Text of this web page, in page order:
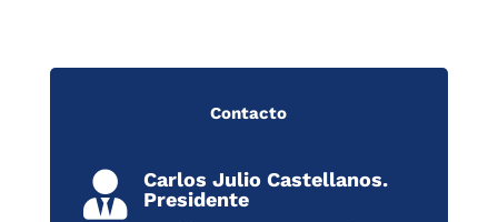
Contacto

Carlos Julio Castellanos.
Presidente